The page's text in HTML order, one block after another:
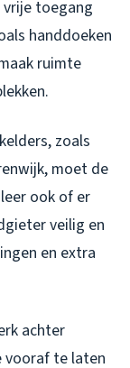
toegang
handdoeken
ruimte
zoals
moet de
ook of er
veilig en
en extra
achter
vooraf te laten